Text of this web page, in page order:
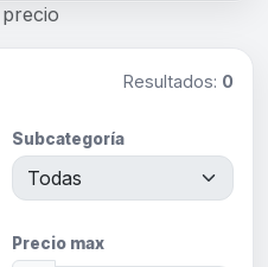
Resultados: 0
Subcategoría
Precio max